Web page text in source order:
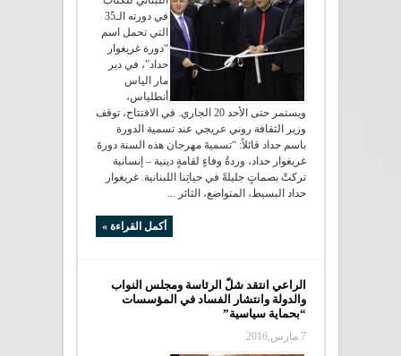
في دورته الـ35
التي تحمل اسم
“دورة غريغوار
حداد”، في دير
مار الياس
أنطلياس،
ويستمر حتى الأحد 20 الجاري. في الافتتاح، توقف
وزير الثقافة روني عريجي عند تسمية الدورة
باسم حداد قائلاً: “تسميةَ مهرجان هذه السنة دورةَ
غريغوار حداد، وردةُ وفاءٍ لقامةٍ دينية – إنسانية
تركتْ بصماتٍ جليلةً في حياتِنا اللبنانية. غريغوار
حداد البسيط، المتواضع، الثائر ...
أكمل القراءة »
الراعي انتقد شلّ الرئاسة ومجلس النواب
والدولة وانتشار الفساد في المؤسسات
“بحماية سياسية”
7 مارس,2016